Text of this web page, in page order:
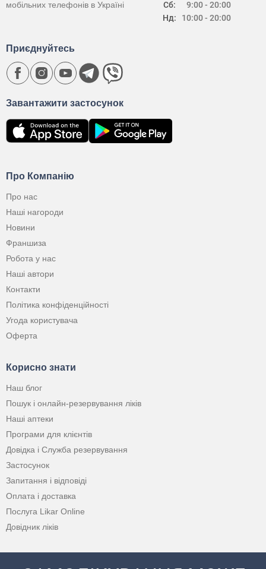
Сб:
Нд:
9:00 - 20:00
10:00 - 20:00
мобільних телефонів в Україні
Про Компанію
Про нас
Наші нагороди
Новини
Франшиза
Робота у нас
Наші автори
Контакти
Політика конфіденційності
Угода користувача
Оферта
Корисно знати
Наш блог
Пошук і онлайн-резервування ліків
Наші аптеки
Програми для клієнтів
Довідка і Служба резервування
Застосунок
Запитання і відповіді
Оплата і доставка
Послуга Likar Online
Довідник ліків
Завантажити застосунок
Приєднуйтесь